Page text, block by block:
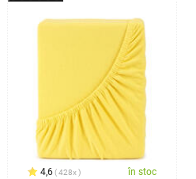
4,6 428x în stoc